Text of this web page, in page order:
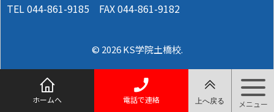
TEL 044-861-9185 FAX 044-861-9182
© 2026 KS学院土橋校.
ホームへ 電話で連絡